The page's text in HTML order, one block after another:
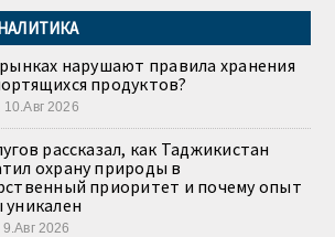
нарушают правила хранения
продуктов?
10.Авг 2026
рассказал, как Таджикистан
охрану природы в
приоритет и почему опыт
9.Авг 2026